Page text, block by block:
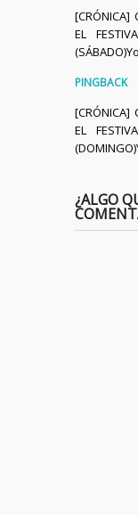
[CRÓNICA]
EL
PINGBACK
[CRÓNICA]
EL
¿ALGO